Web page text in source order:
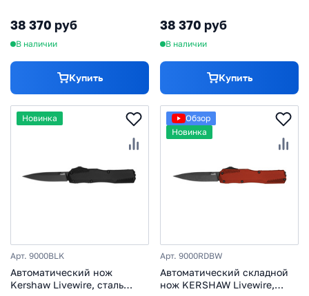
38 370 руб
В наличии
Купить
38 370 руб
В наличии
Купить
Новинка
Арт. 9000BLK
Автоматический нож
Kershaw Livewire, сталь
Обзор
Новинка
Арт. 9000RDBW
Автоматический складной
нож KERSHAW Livewire,